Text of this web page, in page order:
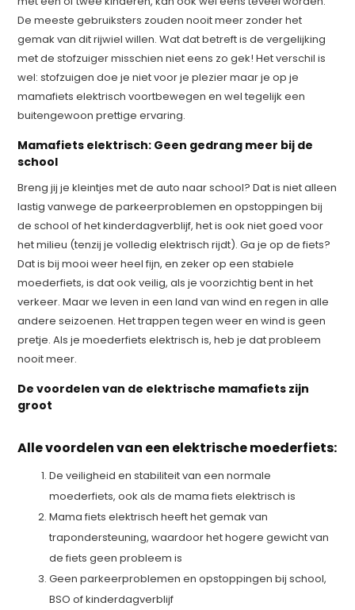
De meeste gebruiksters zouden nooit meer zonder het
gemak van dit rijwiel willen. Wat dat betreft is de vergelijking
met de stofzuiger misschien niet eens zo gek! Het verschil is
wel: stofzuigen doe je niet voor je plezier maar je op je
mamafiets elektrisch voortbewegen en wel tegelijk een
buitengewoon prettige ervaring.
Mamafiets elektrisch: Geen gedrang meer bij de
school
Breng jij je kleintjes met de auto naar school? Dat is niet alleen
lastig vanwege de parkeerproblemen en opstoppingen bij
de school of het kinderdagverblijf, het is ook niet goed voor
het milieu (tenzij je volledig elektrisch rijdt). Ga je op de fiets?
Dat is bij mooi weer heel fijn, en zeker op een stabiele
moederfiets, is dat ook veilig, als je voorzichtig bent in het
verkeer. Maar we leven in een land van wind en regen in alle
andere seizoenen. Het trappen tegen weer en wind is geen
pretje. Als je moederfiets elektrisch is, heb je dat probleem
nooit meer.
De voordelen van de elektrische mamafiets zijn
groot
Alle voordelen van een elektrische moederfiets:
De veiligheid en stabiliteit van een normale
moederfiets, ook als de mama fiets elektrisch is
Mama fiets elektrisch heeft het gemak van
trapondersteuning, waardoor het hogere gewicht van
de fiets geen probleem is
Geen parkeerproblemen en opstoppingen bij school,
BSO of kinderdagverblijf